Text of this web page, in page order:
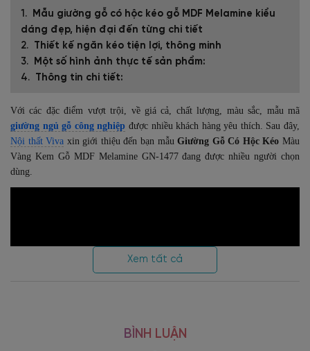
Mẫu giường gỗ có hộc kéo gỗ MDF Melamine kiểu
dáng đẹp, hiện đại đến từng chi tiết
Thiết kế ngăn kéo tiện lợi, thông minh
Một số hình ảnh thực tế sản phẩm:
Thông tin chi tiết:
Với các đặc điểm vượt trội, về giá cả, chất lượng, màu sắc, mẫu mã
giường ngủ gỗ công nghiệp được nhiều khách hàng yêu thích. Sau đây,
Nội thất Viva xin giới thiệu đến bạn mẫuGiường Gỗ Có Hộc Kéo Màu
Vàng Kem Gỗ MDF Melamine GN-1477 đang được nhiều người chọn
dùng.
Xem tất cả
BÌNH LUẬN